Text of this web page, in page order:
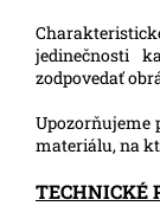
jedinečnosti
zodpovedať
Upozorňujeme
materiálu, na
TECHNICKÉ